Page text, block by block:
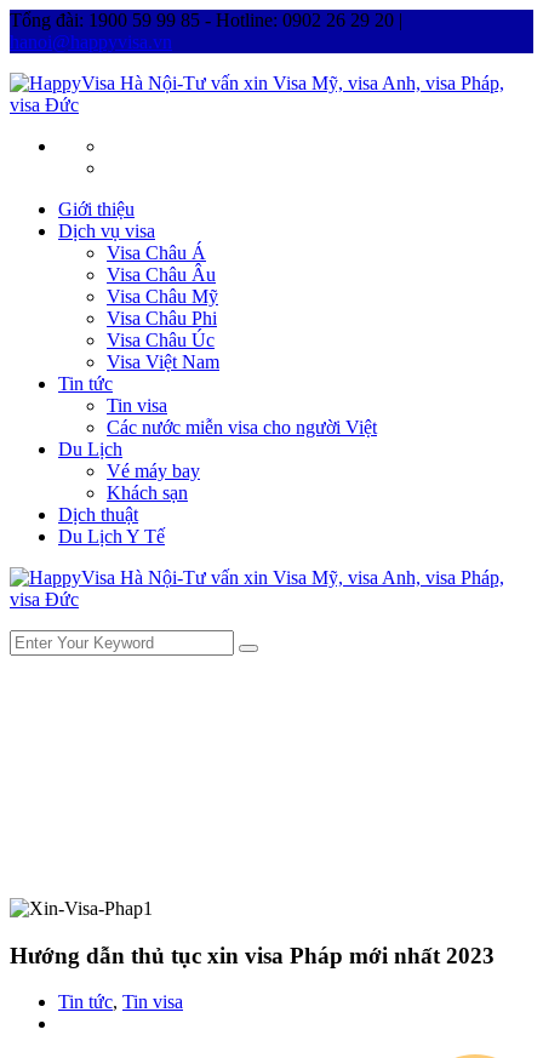
Tổng đài: 1900 59 99 85 - Hotline: 0902 26 29 20 |
hanoi@happyvisa.vn
Giới thiệu
Dịch vụ visa
Visa Châu Á
Visa Châu Âu
Visa Châu Mỹ
Visa Châu Phi
Visa Châu Úc
Visa Việt Nam
Tin tức
Tin visa
Các nước miễn visa cho người Việt
Du Lịch
Vé máy bay
Khách sạn
Dịch thuật
Du Lịch Y Tế
Hướng dẫn thủ tục xin visa Pháp mới nhất 2023
Tin tức, Tin visa